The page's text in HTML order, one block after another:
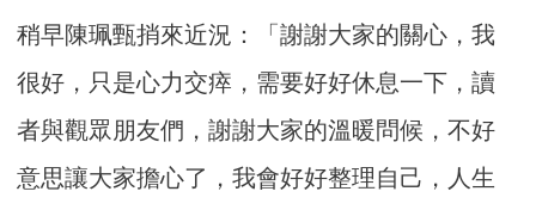
稍早陳珮甄捎來近況：「謝謝大家的關心，我
很好，只是心力交瘁，需要好好休息一下，讀
者與觀眾朋友們，謝謝大家的溫暖問候，不好
意思讓大家擔心了，我會好好整理自己，人生